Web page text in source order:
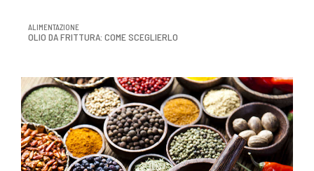
ALIMENTAZIONE
OLIO DA FRITTURA: COME SCEGLIERLO